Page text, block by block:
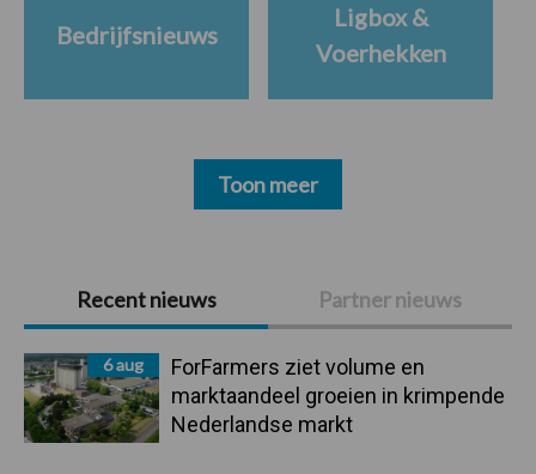
Primaire
Sidebar
Recent nieuws Partner nieuws
6 aug
ForFarmers ziet volume en
marktaandeel groeien in krimpende
Nederlandse markt
Bedrijfsnieuws
Ligbox &
Voerhekken
Toon meer